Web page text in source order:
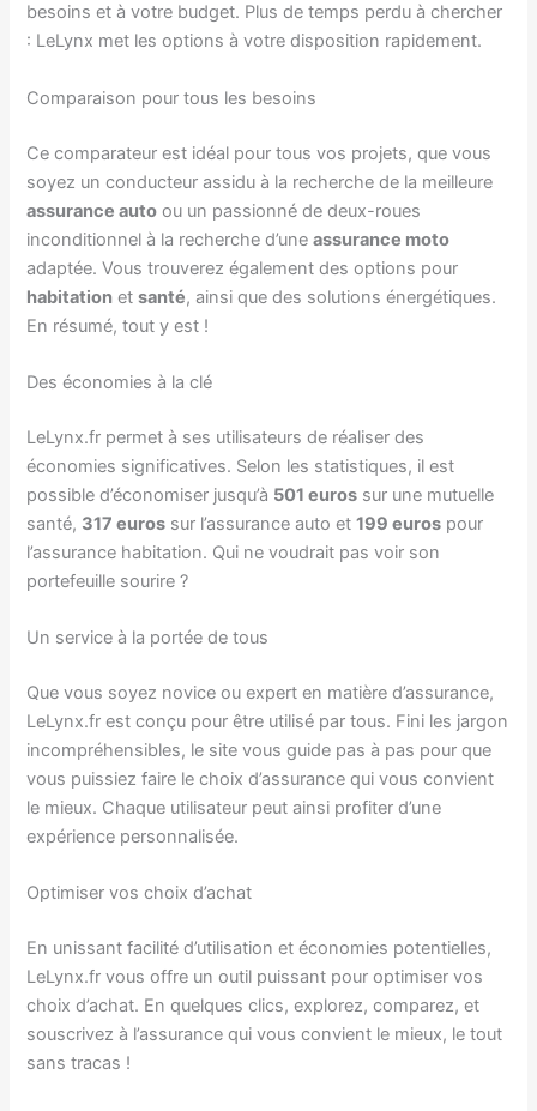
besoins et à votre budget. Plus de temps perdu à chercher
: LeLynx met les options à votre disposition rapidement.
Comparaison pour tous les besoins
Ce comparateur est idéal pour tous vos projets, que vous
soyez un conducteur assidu à la recherche de la meilleure
assurance auto ou un passionné de deux-roues
inconditionnel à la recherche d’uneassurance moto
adaptée. Vous trouverez également des options pour
habitation etsanté, ainsi que des solutions énergétiques.
En résumé, tout y est !
Des économies à la clé
LeLynx.fr permet à ses utilisateurs de réaliser des
économies significatives. Selon les statistiques, il est
possible d’économiser jusqu’à 501 euros sur une mutuelle
santé, 317 euros sur l’assurance auto et199 euros pour
l’assurance habitation. Qui ne voudrait pas voir son
portefeuille sourire ?
Un service à la portée de tous
Que vous soyez novice ou expert en matière d’assurance,
LeLynx.fr est conçu pour être utilisé par tous. Fini les jargon
incompréhensibles, le site vous guide pas à pas pour que
vous puissiez faire le choix d’assurance qui vous convient
le mieux. Chaque utilisateur peut ainsi profiter d’une
expérience personnalisée.
Optimiser vos choix d’achat
En unissant facilité d’utilisation et économies potentielles,
LeLynx.fr vous offre un outil puissant pour optimiser vos
choix d’achat. En quelques clics, explorez, comparez, et
souscrivez à l’assurance qui vous convient le mieux, le tout
sans tracas !